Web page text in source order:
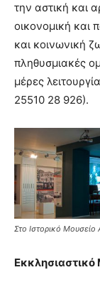
την αστική και
οικονομική και
και κοινωνική
πληθυσμιακές
μέρες
25510 28 926).
Στο Ιστορικό
Εκκλησιαστικό